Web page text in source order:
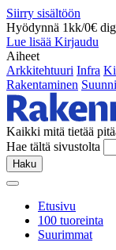
Siirry sisältöön
Hyödynnä 1kk/0€
Lue lisää Kirjaudu
Aiheet
Arkkitehtuuri Infra
Rakentaminen
Kaikki mitä tietää
Hae tältä sivustolta
Haku
Etusivu
100 tuoreinta
Suurimmat